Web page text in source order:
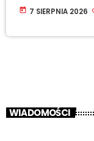
today 7 SIERPNIA 2026
WIADOMOŚCI